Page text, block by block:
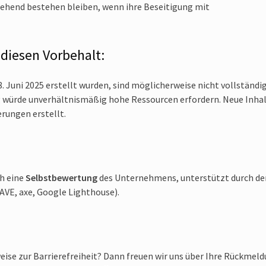
bestehen bleiben, wenn ihre Beseitigung mit
Vorbehalt:
Juni 2025 erstellt wurden, sind möglicherweise nicht vollständig
unverhältnismäßig hohe Ressourcen erfordern. Neue
erstellt.
eine Selbstbewertungdes Unternehmens, unterstützt durch
axe, Google Lighthouse).
zur Barrierefreiheit? Dann freuen wir uns über Ihre